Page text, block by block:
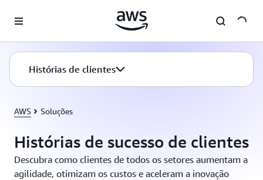
Pular para o conteúdo principal
AWS Soluções
Histórias de sucesso de clientes
Descubra como clientes de todos os setores aumentam a
agilidade, otimizam os custos e aceleram a inovação
Histórias de clientes